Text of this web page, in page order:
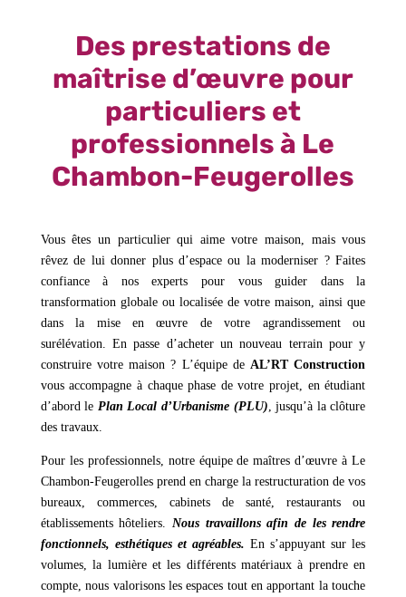
Des prestations de
maîtrise d’œuvre pour
particuliers et
professionnels à Le
Chambon-Feugerolles
Vous êtes un particulier qui aime votre maison, mais vous
rêvez de lui donner plus d’espace ou la moderniser ? Faites
confiance à nos experts pour vous guider dans la
transformation globale ou localisée de votre maison, ainsi que
dans la mise en œuvre de votre agrandissement ou
surélévation. En passe d’acheter un nouveau terrain pour y
construire votre maison ? L’équipe de AL’RT Construction
vous accompagne à chaque phase de votre projet, en étudiant
d’abord le Plan Local d’Urbanisme (PLU) , jusqu’à la clôture
des travaux.
Pour les professionnels, notre équipe de maîtres d’œuvre à Le
Chambon-Feugerolles prend en charge la restructuration de vos
bureaux, commerces, cabinets de santé, restaurants ou
établissements hôteliers. Nous travaillons afin de les rendre
fonctionnels, esthétiques et agréables. En s’appuyant sur les
volumes, la lumière et les différents matériaux à prendre en
compte, nous valorisons les espaces tout en apportant la touche